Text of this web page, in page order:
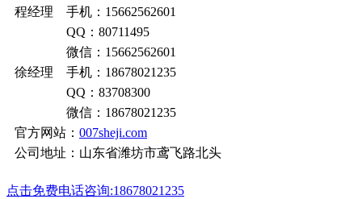
程经理 手机：15662562601
QQ：80711495
微信：15662562601
徐经理 手机：18678021235
QQ：83708300
微信：18678021235
官方网站： 007sheji.com
公司地址：山东省潍坊市鸢飞路北头
点击免费电话咨询:18678021235